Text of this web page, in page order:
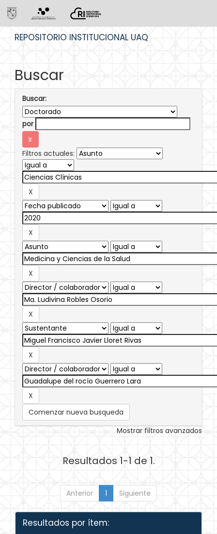
REPOSITORIO INSTITUCIONAL UAQ
Buscar
Buscar:
por
Filtros actuales:
Comenzar nueva busqueda
Mostrar filtros avanzados
Resultados 1-1 de 1.
Anterior 1 Siguiente
Resultados por ítem: